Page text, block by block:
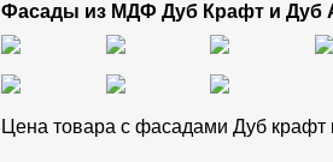
Фасады из МДФ Дуб Крафт и Дуб
Цена товара с фасадами Дуб крафт